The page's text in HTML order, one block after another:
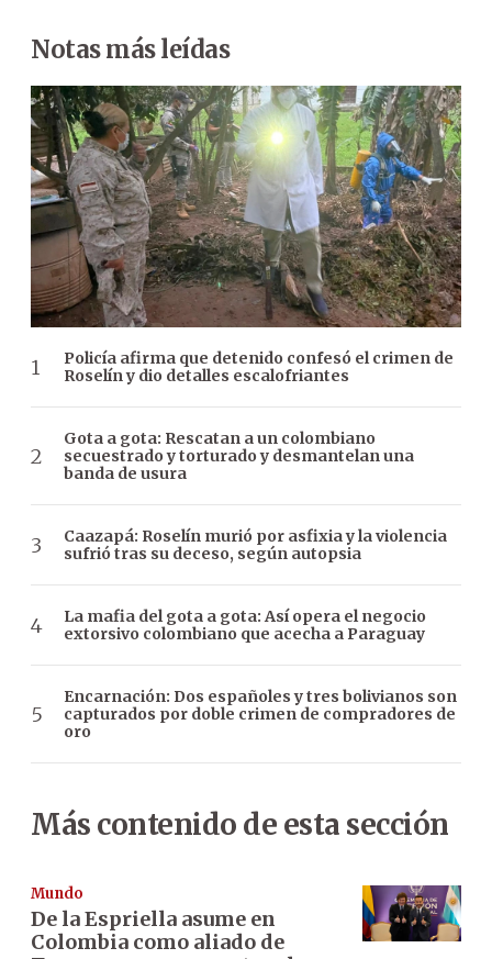
Notas más leídas
Policía afirma que detenido confesó el crimen de
Roselín y dio detalles escalofriantes
Gota a gota: Rescatan a un colombiano
secuestrado y torturado y desmantelan una
banda de usura
Caazapá: Roselín murió por asfixia y la violencia
sufrió tras su deceso, según autopsia
La mafia del gota a gota: Así opera el negocio
extorsivo colombiano que acecha a Paraguay
Encarnación: Dos españoles y tres bolivianos son
capturados por doble crimen de compradores de
oro
Más contenido de esta sección
Mundo
De la Espriella asume en
Colombia como aliado de